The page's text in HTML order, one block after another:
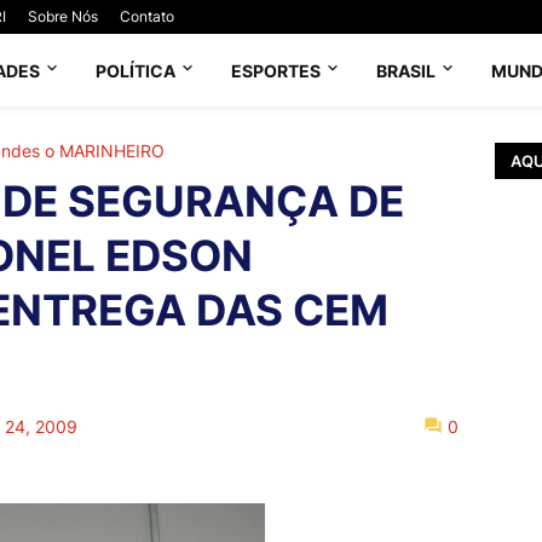
Sobre Nós Contato
POLÍTICA ESPORTES BRASIL
o MARINHEIRO
SEGURANÇA DE
EDSON
DAS CEM
24, 2009 0